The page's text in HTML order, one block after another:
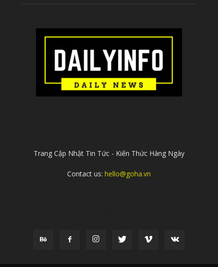
Trang Cập Nhật Tin Tức - Kiến Thức Hàng Ngày
Contact us: hello@goha.vn